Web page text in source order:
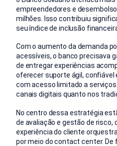
empreendedores e
milhões. Isso contribuiu
seu índice de inclusão
Com o aumento da demanda
acessíveis, o banco precisava
de entregar experiências
oferecer suporte ágil, confiável
com acesso limitado a
canais digitais quanto nos
No centro dessa estratégia
de avaliação e gestão de risco,
experiência do cliente
por meio do contact center.